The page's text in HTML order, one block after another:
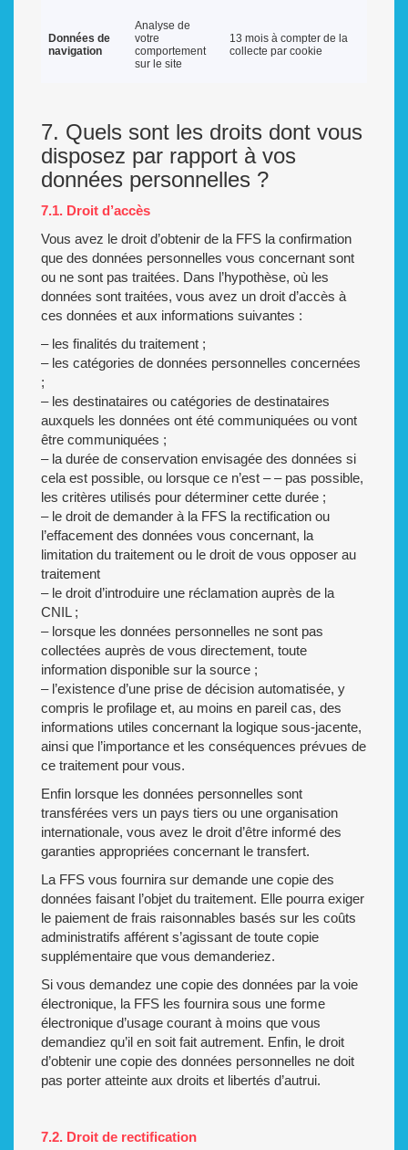
Données de
navigation
Analyse de
votre
comportement
sur le site
13 mois à compter de la
collecte par cookie
7. Quels sont les droits dont vous
disposez par rapport à vos
données personnelles ?
7.1. Droit d’accès
Vous avez le droit d’obtenir de la FFS la confirmation
que des données personnelles vous concernant sont
ou ne sont pas traitées. Dans l’hypothèse, où les
données sont traitées, vous avez un droit d’accès à
ces données et aux informations suivantes :
– les finalités du traitement ;
– les catégories de données personnelles concernées
;
– les destinataires ou catégories de destinataires
auxquels les données ont été communiquées ou vont
être communiquées ;
– la durée de conservation envisagée des données si
cela est possible, ou lorsque ce n’est – – pas possible,
les critères utilisés pour déterminer cette durée ;
– le droit de demander à la FFS la rectification ou
l’effacement des données vous concernant, la
limitation du traitement ou le droit de vous opposer au
traitement
– le droit d’introduire une réclamation auprès de la
CNIL ;
– lorsque les données personnelles ne sont pas
collectées auprès de vous directement, toute
information disponible sur la source ;
– l’existence d’une prise de décision automatisée, y
compris le profilage et, au moins en pareil cas, des
informations utiles concernant la logique sous-jacente,
ainsi que l’importance et les conséquences prévues de
ce traitement pour vous.
Enfin lorsque les données personnelles sont
transférées vers un pays tiers ou une organisation
internationale, vous avez le droit d’être informé des
garanties appropriées concernant le transfert.
La FFS vous fournira sur demande une copie des
données faisant l’objet du traitement. Elle pourra exiger
le paiement de frais raisonnables basés sur les coûts
administratifs afférent s’agissant de toute copie
supplémentaire que vous demanderiez.
Si vous demandez une copie des données par la voie
électronique, la FFS les fournira sous une forme
électronique d’usage courant à moins que vous
demandiez qu’il en soit fait autrement. Enfin, le droit
d’obtenir une copie des données personnelles ne doit
pas porter atteinte aux droits et libertés d’autrui.
7.2. Droit de rectification